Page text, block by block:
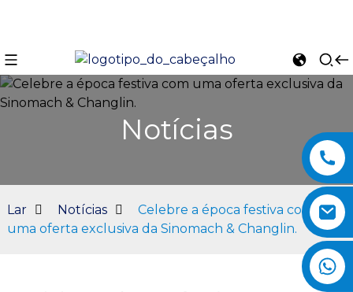
Notícias
Lar Notícias
Celebre a época festiva com
uma oferta exclusiva da Sinomach & Changlin.